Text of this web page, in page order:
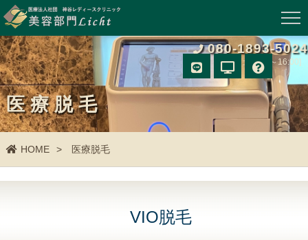
080-1893-5024
[月～土 9:00～16:00]
医療脱毛
HOME 医療脱毛
VIO脱毛